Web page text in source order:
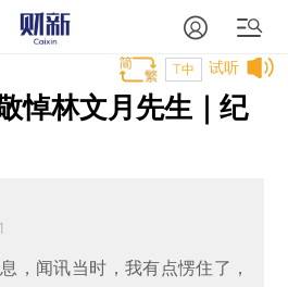
试听
T中
悼林文月先生｜纪
，闻讯当时，我有点愣住了，